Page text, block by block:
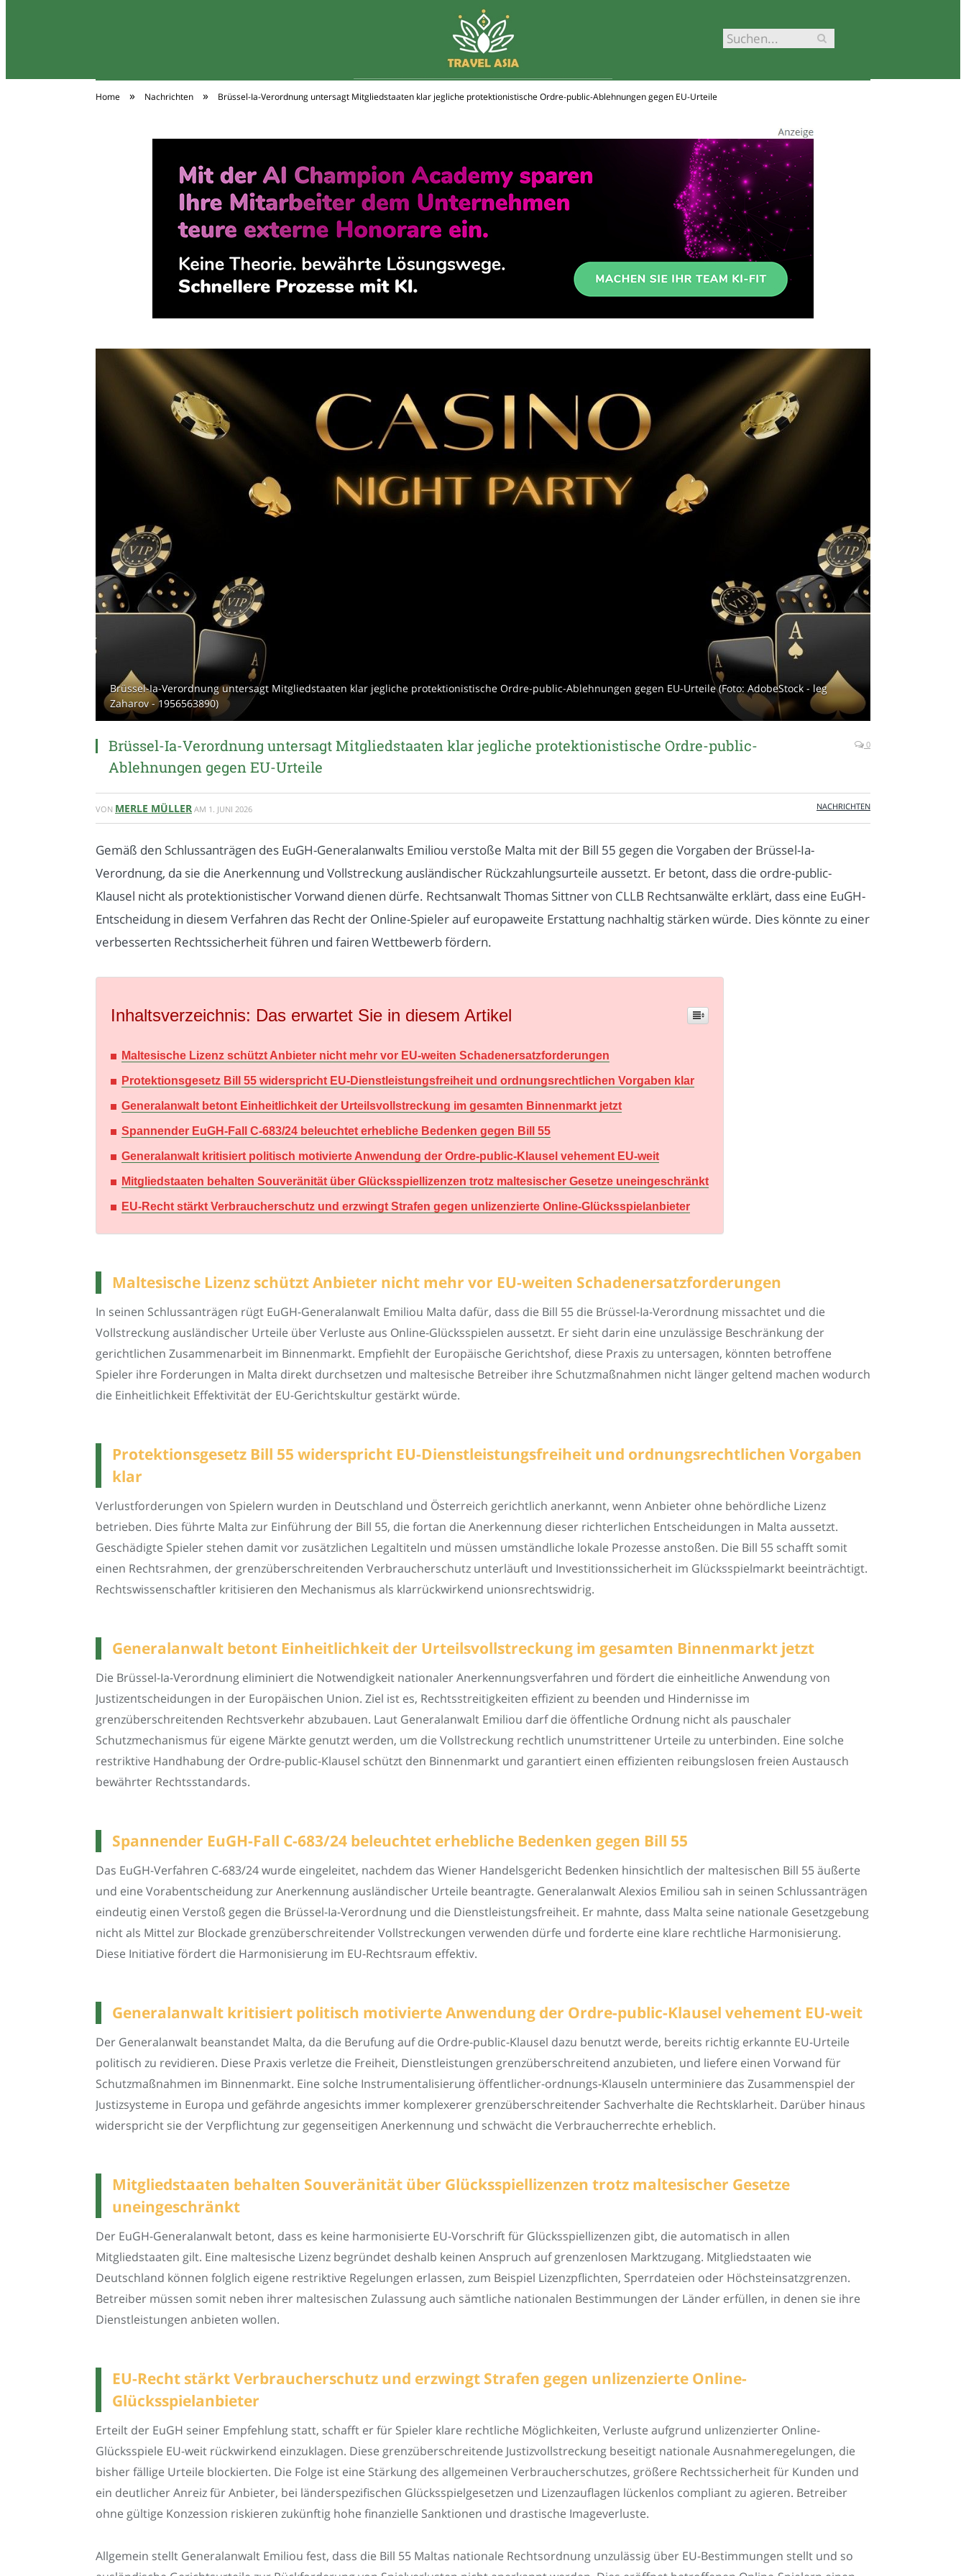
Home » Nachrichten » Brüssel-Ia-Verordnung untersagt Mitgliedstaaten klar jegliche protektionistische Ordre-public-Ablehnungen gegen EU-Urteile
Brüssel-Ia-Verordnung untersagt Mitgliedstaaten klar jegliche protektionistische Ordre-public-Ablehnungen gegen EU-Urteile (Foto: AdobeStock - leg
Zaharov - 1956563890)
Brüssel-Ia-Verordnung untersagt Mitgliedstaaten klar jegliche protektionistische Ordre-public-
Ablehnungen gegen EU-Urteile
0
VON MERLE MÜLLER AM 1. JUNI 2026 NACHRICHTEN
Gemäß den Schlussanträgen des EuGH-Generalanwalts Emiliou verstoße Malta mit der Bill 55 gegen die Vorgaben der Brüssel-Ia-
Verordnung, da sie die Anerkennung und Vollstreckung ausländischer Rückzahlungsurteile aussetzt. Er betont, dass die ordre-public-
Klausel nicht als protektionistischer Vorwand dienen dürfe. Rechtsanwalt Thomas Sittner von CLLB Rechtsanwälte erklärt, dass eine EuGH-
Entscheidung in diesem Verfahren das Recht der Online-Spieler auf europaweite Erstattung nachhaltig stärken würde. Dies könnte zu einer
verbesserten Rechtssicherheit führen und fairen Wettbewerb fördern.
Inhaltsverzeichnis: Das erwartet Sie in diesem Artikel
Maltesische Lizenz schützt Anbieter nicht mehr vor EU-weiten Schadenersatzforderungen
Protektionsgesetz Bill 55 widerspricht EU-Dienstleistungsfreiheit und ordnungsrechtlichen Vorgaben klar
Generalanwalt betont Einheitlichkeit der Urteilsvollstreckung im gesamten Binnenmarkt jetzt
Spannender EuGH-Fall C-683/24 beleuchtet erhebliche Bedenken gegen Bill 55
Generalanwalt kritisiert politisch motivierte Anwendung der Ordre-public-Klausel vehement EU-weit
Mitgliedstaaten behalten Souveränität über Glücksspiellizenzen trotz maltesischer Gesetze uneingeschränkt
EU-Recht stärkt Verbraucherschutz und erzwingt Strafen gegen unlizenzierte Online-Glücksspielanbieter
Maltesische Lizenz schützt Anbieter nicht mehr vor EU-weiten Schadenersatzforderungen
In seinen Schlussanträgen rügt EuGH-Generalanwalt Emiliou Malta dafür, dass die Bill 55 die Brüssel-Ia-Verordnung missachtet und die
Vollstreckung ausländischer Urteile über Verluste aus Online-Glücksspielen aussetzt. Er sieht darin eine unzulässige Beschränkung der
gerichtlichen Zusammenarbeit im Binnenmarkt. Empfiehlt der Europäische Gerichtshof, diese Praxis zu untersagen, könnten betroffene
Spieler ihre Forderungen in Malta direkt durchsetzen und maltesische Betreiber ihre Schutzmaßnahmen nicht länger geltend machen wodurch
die Einheitlichkeit Effektivität der EU-Gerichtskultur gestärkt würde.
Protektionsgesetz Bill 55 widerspricht EU-Dienstleistungsfreiheit und ordnungsrechtlichen Vorgaben
klar
Verlustforderungen von Spielern wurden in Deutschland und Österreich gerichtlich anerkannt, wenn Anbieter ohne behördliche Lizenz
betrieben. Dies führte Malta zur Einführung der Bill 55, die fortan die Anerkennung dieser richterlichen Entscheidungen in Malta aussetzt.
Geschädigte Spieler stehen damit vor zusätzlichen Legaltiteln und müssen umständliche lokale Prozesse anstoßen. Die Bill 55 schafft somit
einen Rechtsrahmen, der grenzüberschreitenden Verbraucherschutz unterläuft und Investitionssicherheit im Glücksspielmarkt beeinträchtigt.
Rechtswissenschaftler kritisieren den Mechanismus als klarrückwirkend unionsrechtswidrig.
Generalanwalt betont Einheitlichkeit der Urteilsvollstreckung im gesamten Binnenmarkt jetzt
Die Brüssel-Ia-Verordnung eliminiert die Notwendigkeit nationaler Anerkennungsverfahren und fördert die einheitliche Anwendung von
Justizentscheidungen in der Europäischen Union. Ziel ist es, Rechtsstreitigkeiten effizient zu beenden und Hindernisse im
grenzüberschreitenden Rechtsverkehr abzubauen. Laut Generalanwalt Emiliou darf die öffentliche Ordnung nicht als pauschaler
Schutzmechanismus für eigene Märkte genutzt werden, um die Vollstreckung rechtlich unumstrittener Urteile zu unterbinden. Eine solche
restriktive Handhabung der Ordre-public-Klausel schützt den Binnenmarkt und garantiert einen effizienten reibungslosen freien Austausch
bewährter Rechtsstandards.
Spannender EuGH-Fall C-683/24 beleuchtet erhebliche Bedenken gegen Bill 55
Das EuGH-Verfahren C-683/24 wurde eingeleitet, nachdem das Wiener Handelsgericht Bedenken hinsichtlich der maltesischen Bill 55 äußerte
und eine Vorabentscheidung zur Anerkennung ausländischer Urteile beantragte. Generalanwalt Alexios Emiliou sah in seinen Schlussanträgen
eindeutig einen Verstoß gegen die Brüssel-Ia-Verordnung und die Dienstleistungsfreiheit. Er mahnte, dass Malta seine nationale Gesetzgebung
nicht als Mittel zur Blockade grenzüberschreitender Vollstreckungen verwenden dürfe und forderte eine klare rechtliche Harmonisierung.
Diese Initiative fördert die Harmonisierung im EU-Rechtsraum effektiv.
Generalanwalt kritisiert politisch motivierte Anwendung der Ordre-public-Klausel vehement EU-weit
Der Generalanwalt beanstandet Malta, da die Berufung auf die Ordre-public-Klausel dazu benutzt werde, bereits richtig erkannte EU-Urteile
politisch zu revidieren. Diese Praxis verletze die Freiheit, Dienstleistungen grenzüberschreitend anzubieten, und liefere einen Vorwand für
Schutzmaßnahmen im Binnenmarkt. Eine solche Instrumentalisierung öffentlicher-ordnungs-Klauseln unterminiere das Zusammenspiel der
Justizsysteme in Europa und gefährde angesichts immer komplexerer grenzüberschreitender Sachverhalte die Rechtsklarheit. Darüber hinaus
widerspricht sie der Verpflichtung zur gegenseitigen Anerkennung und schwächt die Verbraucherrechte erheblich.
Mitgliedstaaten behalten Souveränität über Glücksspiellizenzen trotz maltesischer Gesetze
uneingeschränkt
Der EuGH-Generalanwalt betont, dass es keine harmonisierte EU-Vorschrift für Glücksspiellizenzen gibt, die automatisch in allen
Mitgliedstaaten gilt. Eine maltesische Lizenz begründet deshalb keinen Anspruch auf grenzenlosen Marktzugang. Mitgliedstaaten wie
Deutschland können folglich eigene restriktive Regelungen erlassen, zum Beispiel Lizenzpflichten, Sperrdateien oder Höchsteinsatzgrenzen.
Betreiber müssen somit neben ihrer maltesischen Zulassung auch sämtliche nationalen Bestimmungen der Länder erfüllen, in denen sie ihre
Dienstleistungen anbieten wollen.
EU-Recht stärkt Verbraucherschutz und erzwingt Strafen gegen unlizenzierte Online-
Glücksspielanbieter
Erteilt der EuGH seiner Empfehlung statt, schafft er für Spieler klare rechtliche Möglichkeiten, Verluste aufgrund unlizenzierter Online-
Glücksspiele EU-weit rückwirkend einzuklagen. Diese grenzüberschreitende Justizvollstreckung beseitigt nationale Ausnahmeregelungen, die
bisher fällige Urteile blockierten. Die Folge ist eine Stärkung des allgemeinen Verbraucherschutzes, größere Rechtssicherheit für Kunden und
ein deutlicher Anreiz für Anbieter, bei länderspezifischen Glücksspielgesetzen und Lizenzauflagen lückenlos compliant zu agieren. Betreiber
ohne gültige Konzession riskieren zukünftig hohe finanzielle Sanktionen und drastische Imageverluste.
Allgemein stellt Generalanwalt Emiliou fest, dass die Bill 55 Maltas nationale Rechtsordnung unzulässig über EU-Bestimmungen stellt und so